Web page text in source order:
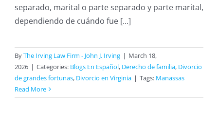
separado, marital o parte separado y parte marital,
dependiendo de cuándo fue [...]
ByThe Irving Law Firm - John J. Irving | March 18,
2026 | Categories: Blogs En Español, Derecho de familia, Divorcio
de grandes fortunas, Divorcio en Virginia | Tags: Manassas
Read More